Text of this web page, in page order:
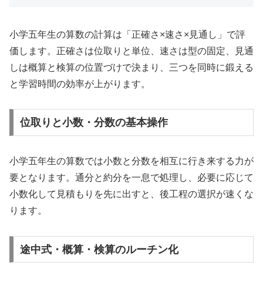
小学五年生の算数の計算は「正確さ×速さ×見通し」で評
価します。正確さは位取りと単位、速さは型の固定、見通
しは概算と検算の位置づけで決まり、三つを同時に鍛える
と学習時間の効率が上がります。
位取りと小数・分数の基本操作
小学五年生の算数では小数と分数を相互に行き来する力が
要となります。通分と約分を一息で処理し、必要に応じて
小数化して見積もりを先に出すと、後工程の選択が速くな
ります。
途中式・概算・検算のルーチン化